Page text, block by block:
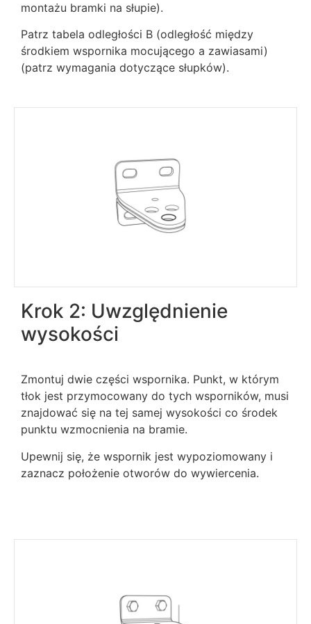
montażu bramki na słupie).
Patrz tabela odległości B (odległość między
środkiem wspornika mocującego a zawiasami)
(patrz wymagania dotyczące słupków).
Krok 2: Uwzględnienie
wysokości
Zmontuj dwie części wspornika. Punkt, w którym
tłok jest przymocowany do tych wsporników, musi
znajdować się na tej samej wysokości co środek
punktu wzmocnienia na bramie.
Upewnij się, że wspornik jest wypoziomowany i
zaznacz położenie otworów do wywiercenia.